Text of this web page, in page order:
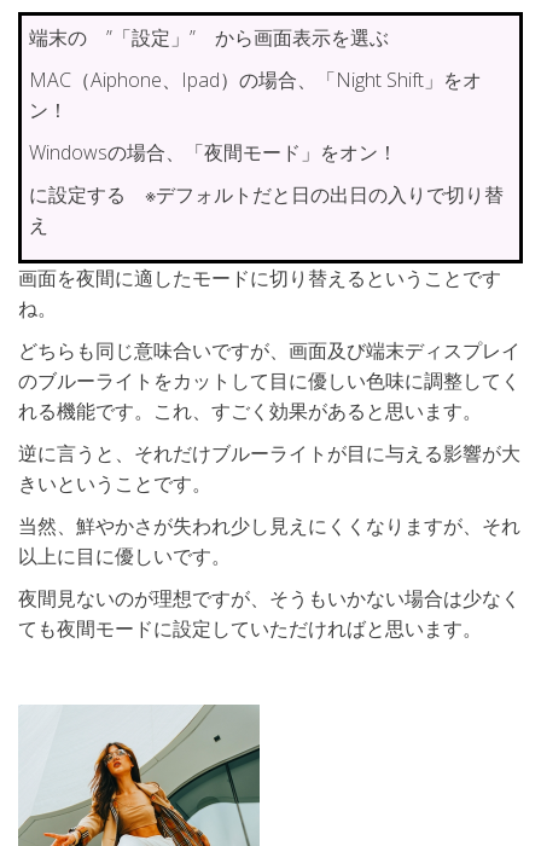
端末の ”「設定」” から画面表示を選ぶ
MAC（Aiphone、Ipad）の場合、「Night Shift」をオ
ン！
Windowsの場合、「夜間モード」をオン！
に設定する ※デフォルトだと日の出日の入りで切り替
え
画面を夜間に適したモードに切り替えるということです
ね。
どちらも同じ意味合いですが、画面及び端末ディスプレイ
のブルーライトをカットして目に優しい色味に調整してく
れる機能です。これ、すごく効果があると思います。
逆に言うと、それだけブルーライトが目に与える影響が大
きいということです。
当然、鮮やかさが失われ少し見えにくくなりますが、それ
以上に目に優しいです。
夜間見ないのが理想ですが、そうもいかない場合は少なく
ても夜間モードに設定していただければと思います。